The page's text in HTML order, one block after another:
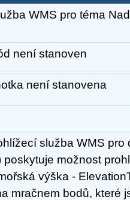
WMS pro téma
není stanoven
není stanovena
služba WMS
poskytuje možnost
výška -
mračnem bodů, které